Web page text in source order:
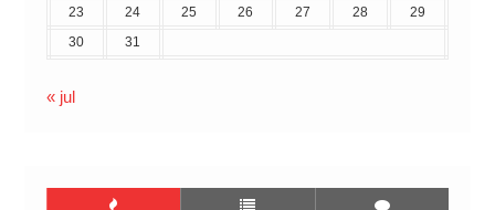
23
24 25 26 27 28
29
30
31
« jul